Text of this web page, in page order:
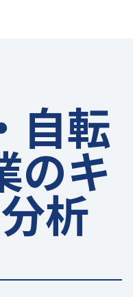
自転
のキ
析